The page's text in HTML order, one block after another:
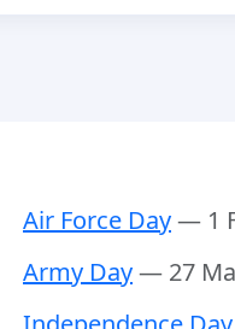
Air Force Day— 1
Army Day— 27